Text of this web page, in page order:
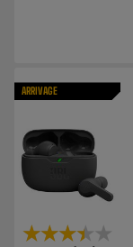
ARRIVAGE
★★★★★
★★★★★